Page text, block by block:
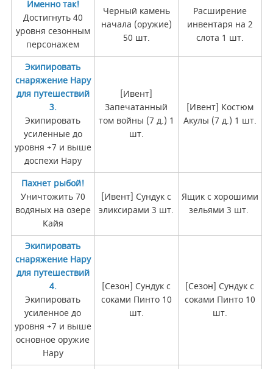
Именно так!
Достигнуть 40
уровня сезонным
персонажем
Черный камень
начала (оружие)
50 шт.
Расширение
инвентаря на 2
слота 1 шт.
Экипировать
снаряжение Нару
для путешествий
3.
Экипировать
усиленные до
уровня +7 и выше
доспехи Нару
[Ивент]
Запечатанный
том войны (7 д.) 1
шт.
[Ивент] Костюм
Акулы (7 д.) 1 шт.
Пахнет рыбой!
Уничтожить 70
водяных на озере
Кайя
[Ивент] Сундук с
эликсирами 3 шт.
Ящик с хорошими
зельями 3 шт.
Экипировать
снаряжение Нару
для путешествий
4.
Экипировать
усиленное до
уровня +7 и выше
основное оружие
Нару
[Сезон] Сундук с
соками Пинто 10
шт.
[Сезон] Сундук с
соками Пинто 10
шт.